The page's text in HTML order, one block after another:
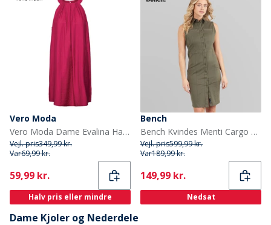
Vero Moda
Vero Moda Dame Evalina Halterneck Mini Kjole Sangria
Vejl. pris349,99 kr.
Var69,99 kr.
Current
59,99 kr.
Halv pris eller mindre
Bench
Bench Kvindes Menti Cargo Kjole Khaki
Vejl. pris599,99 kr.
Var189,99 kr.
Current
149,99 kr.
Nedsat
Dame Kjoler og Nederdele